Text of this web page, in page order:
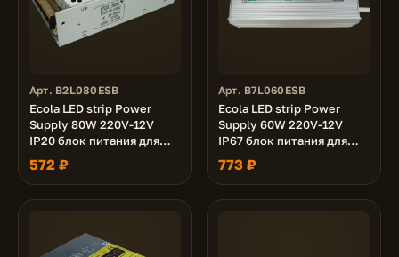
Арт. B2L080ESB
Ecola LED strip Power
Supply 80W 220V-12V
IP20 блок питания для
светодиодной ленты
572 ₽
Арт. B7L060ESB
Ecola LED strip Power
Supply 60W 220V-12V
IP67 блок питания для
светодиодной ленты
773 ₽